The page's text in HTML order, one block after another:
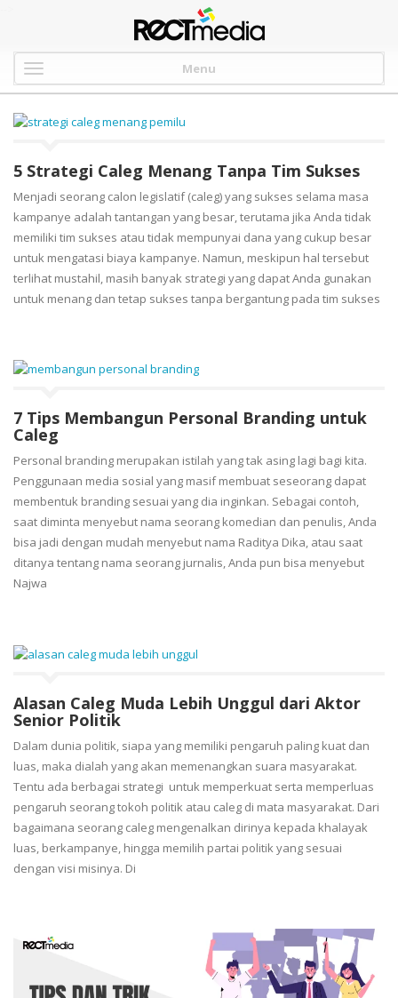
Menu
5 Strategi Caleg Menang Tanpa Tim Sukses
Menjadi seorang calon legislatif (caleg) yang sukses selama masa
kampanye adalah tantangan yang besar, terutama jika Anda tidak
memiliki tim sukses atau tidak mempunyai dana yang cukup besar
untuk mengatasi biaya kampanye. Namun, meskipun hal tersebut
terlihat mustahil, masih banyak strategi yang dapat Anda gunakan
untuk menang dan tetap sukses tanpa bergantung pada tim sukses
7 Tips Membangun Personal Branding untuk
Caleg
Personal branding merupakan istilah yang tak asing lagi bagi kita.
Penggunaan media sosial yang masif membuat seseorang dapat
membentuk branding sesuai yang dia inginkan. Sebagai contoh,
saat diminta menyebut nama seorang komedian dan penulis, Anda
bisa jadi dengan mudah menyebut nama Raditya Dika, atau saat
ditanya tentang nama seorang jurnalis, Anda pun bisa menyebut
Najwa
Alasan Caleg Muda Lebih Unggul dari Aktor
Senior Politik
Dalam dunia politik, siapa yang memiliki pengaruh paling kuat dan
luas, maka dialah yang akan memenangkan suara masyarakat.
Tentu ada berbagai strategi untuk memperkuat serta memperluas
pengaruh seorang tokoh politik atau caleg di mata masyarakat. Dari
bagaimana seorang caleg mengenalkan dirinya kepada khalayak
luas, berkampanye, hingga memilih partai politik yang sesuai
dengan visi misinya. Di